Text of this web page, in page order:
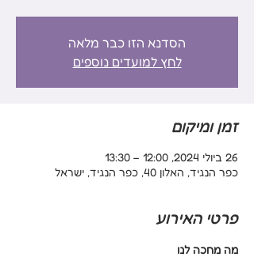
הסדנא הזו כבר מלאה
לחץ למועדים נוספים
זמן ומיקום
26 ביולי 2024, 12:00 – 13:30
כפר הנגיד, האלון 40, כפר הנגיד, ישראל
פרטי האירוע
מה מחכה לנו